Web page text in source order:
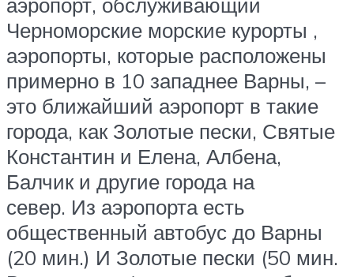
Черноморские морские курорты ,
аэропорты, которые расположены
примерно в 10 западнее Варны, –
это ближайший аэропорт в такие
города, как Золотые пески, Святые
Константин и Елена, Албена,
Балчик и другие города на
север. Из аэропорта есть
общественный автобус до Варны
(20 мин.) И Золотые пески (50 мин.